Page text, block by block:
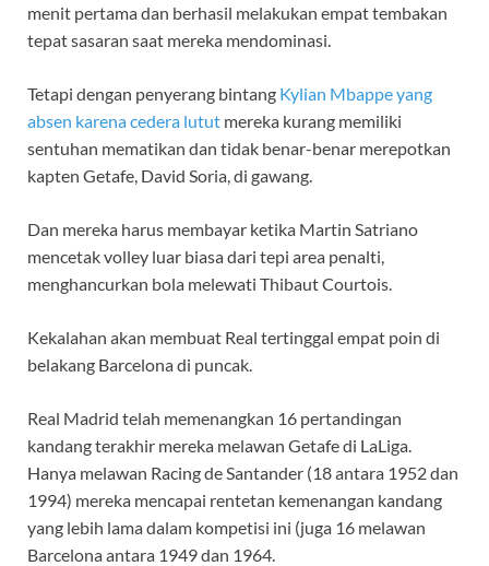
menit pertama dan berhasil melakukan empat tembakan
tepat sasaran saat mereka mendominasi.
Tetapi dengan penyerang bintang Kylian Mbappe yang
absen karena cedera lutut mereka kurang memiliki
sentuhan mematikan dan tidak benar-benar merepotkan
kapten Getafe, David Soria, di gawang.
Dan mereka harus membayar ketika Martin Satriano
mencetak volley luar biasa dari tepi area penalti,
menghancurkan bola melewati Thibaut Courtois.
Kekalahan akan membuat Real tertinggal empat poin di
belakang Barcelona di puncak.
Real Madrid telah memenangkan 16 pertandingan
kandang terakhir mereka melawan Getafe di LaLiga.
Hanya melawan Racing de Santander (18 antara 1952 dan
1994) mereka mencapai rentetan kemenangan kandang
yang lebih lama dalam kompetisi ini (juga 16 melawan
Barcelona antara 1949 dan 1964.